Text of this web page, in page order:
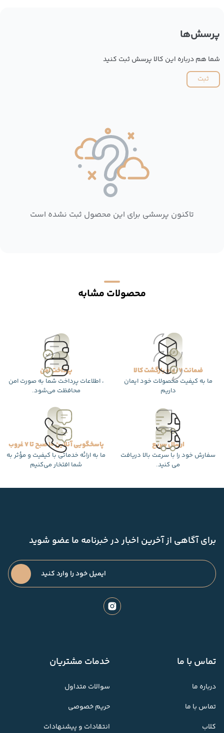
پرسش‌ها
شما هم درباره این کالا پرسش ثبت کنید
ثبت
تاکنون پرسشی برای این محصول ثبت نشده است
محصولات مشابه
ضمانت 7 روزه بازگشت کالا
ما به کیفیت محصولات خود ایمان
داریم
پرداخت امن
، اطلاعات پرداخت شما به صورت امن
محافظت می‌شود.
ارسال سریع
سفارش خود را با سرعت بالا دریافت
می کنید.
پاسخگویی آنلاین 10 صبح تا 7 غروب
ما به ارائه خدماتی با کیفیت و مؤثر به
شما افتخار می‌کنیم
برای آگاهی از آخرین اخبار در خبرنامه ما عضو شوید
تماس با ما
درباره ما
تماس با ما
کلاب
خدمات مشتریان
سوالات متداول
حریم خصوصی
انتقادات و پیشنهادات